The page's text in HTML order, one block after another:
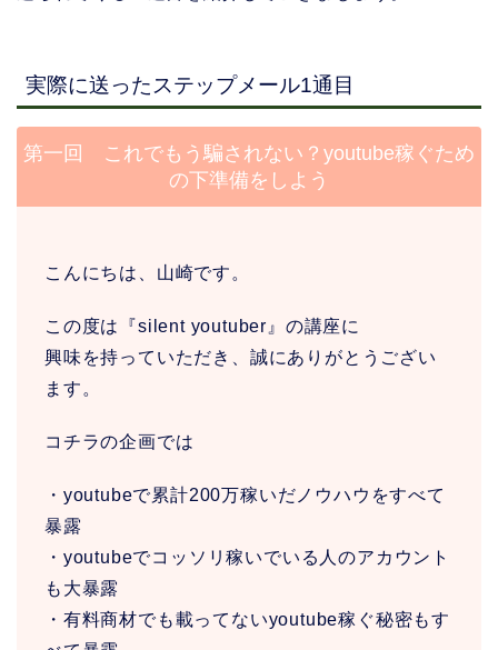
実際に送ったステップメール1通目
第一回 これでもう騙されない？youtube稼ぐため
の下準備をしよう
こんにちは、山崎です。
この度は『silent youtuber』の講座に
興味を持っていただき、誠にありがとうござい
ます。
コチラの企画では
・youtubeで累計200万稼いだノウハウをすべて
暴露
・youtubeでコッソリ稼いでいる人のアカウント
も大暴露
・有料商材でも載ってないyoutube稼ぐ秘密もす